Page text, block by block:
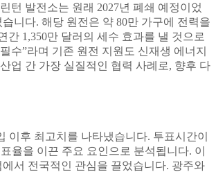
턴 발전소는 원래 2027년 폐쇄 예정이었
니다. 해당 원전은 약 80만 가구에 전력을
간 1,350만 달러의 세수 효과를 낼 것으로
수”라며 기존 원전 지원도 신재생 에너지
업 간 가장 실질적인 협력 사례로, 향후 다
이후 최고치를 나타냈습니다. 투표시간이
율을 이끈 주요 요인으로 분석됩니다. 이
서 전국적인 관심을 끌었습니다. 광주와